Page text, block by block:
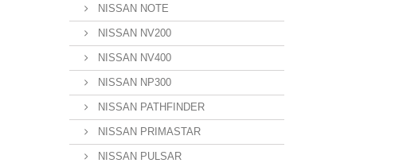
NISSAN NOTE
NISSAN NV200
NISSAN NV400
NISSAN NP300
NISSAN PATHFINDER
NISSAN PRIMASTAR
NISSAN PULSAR